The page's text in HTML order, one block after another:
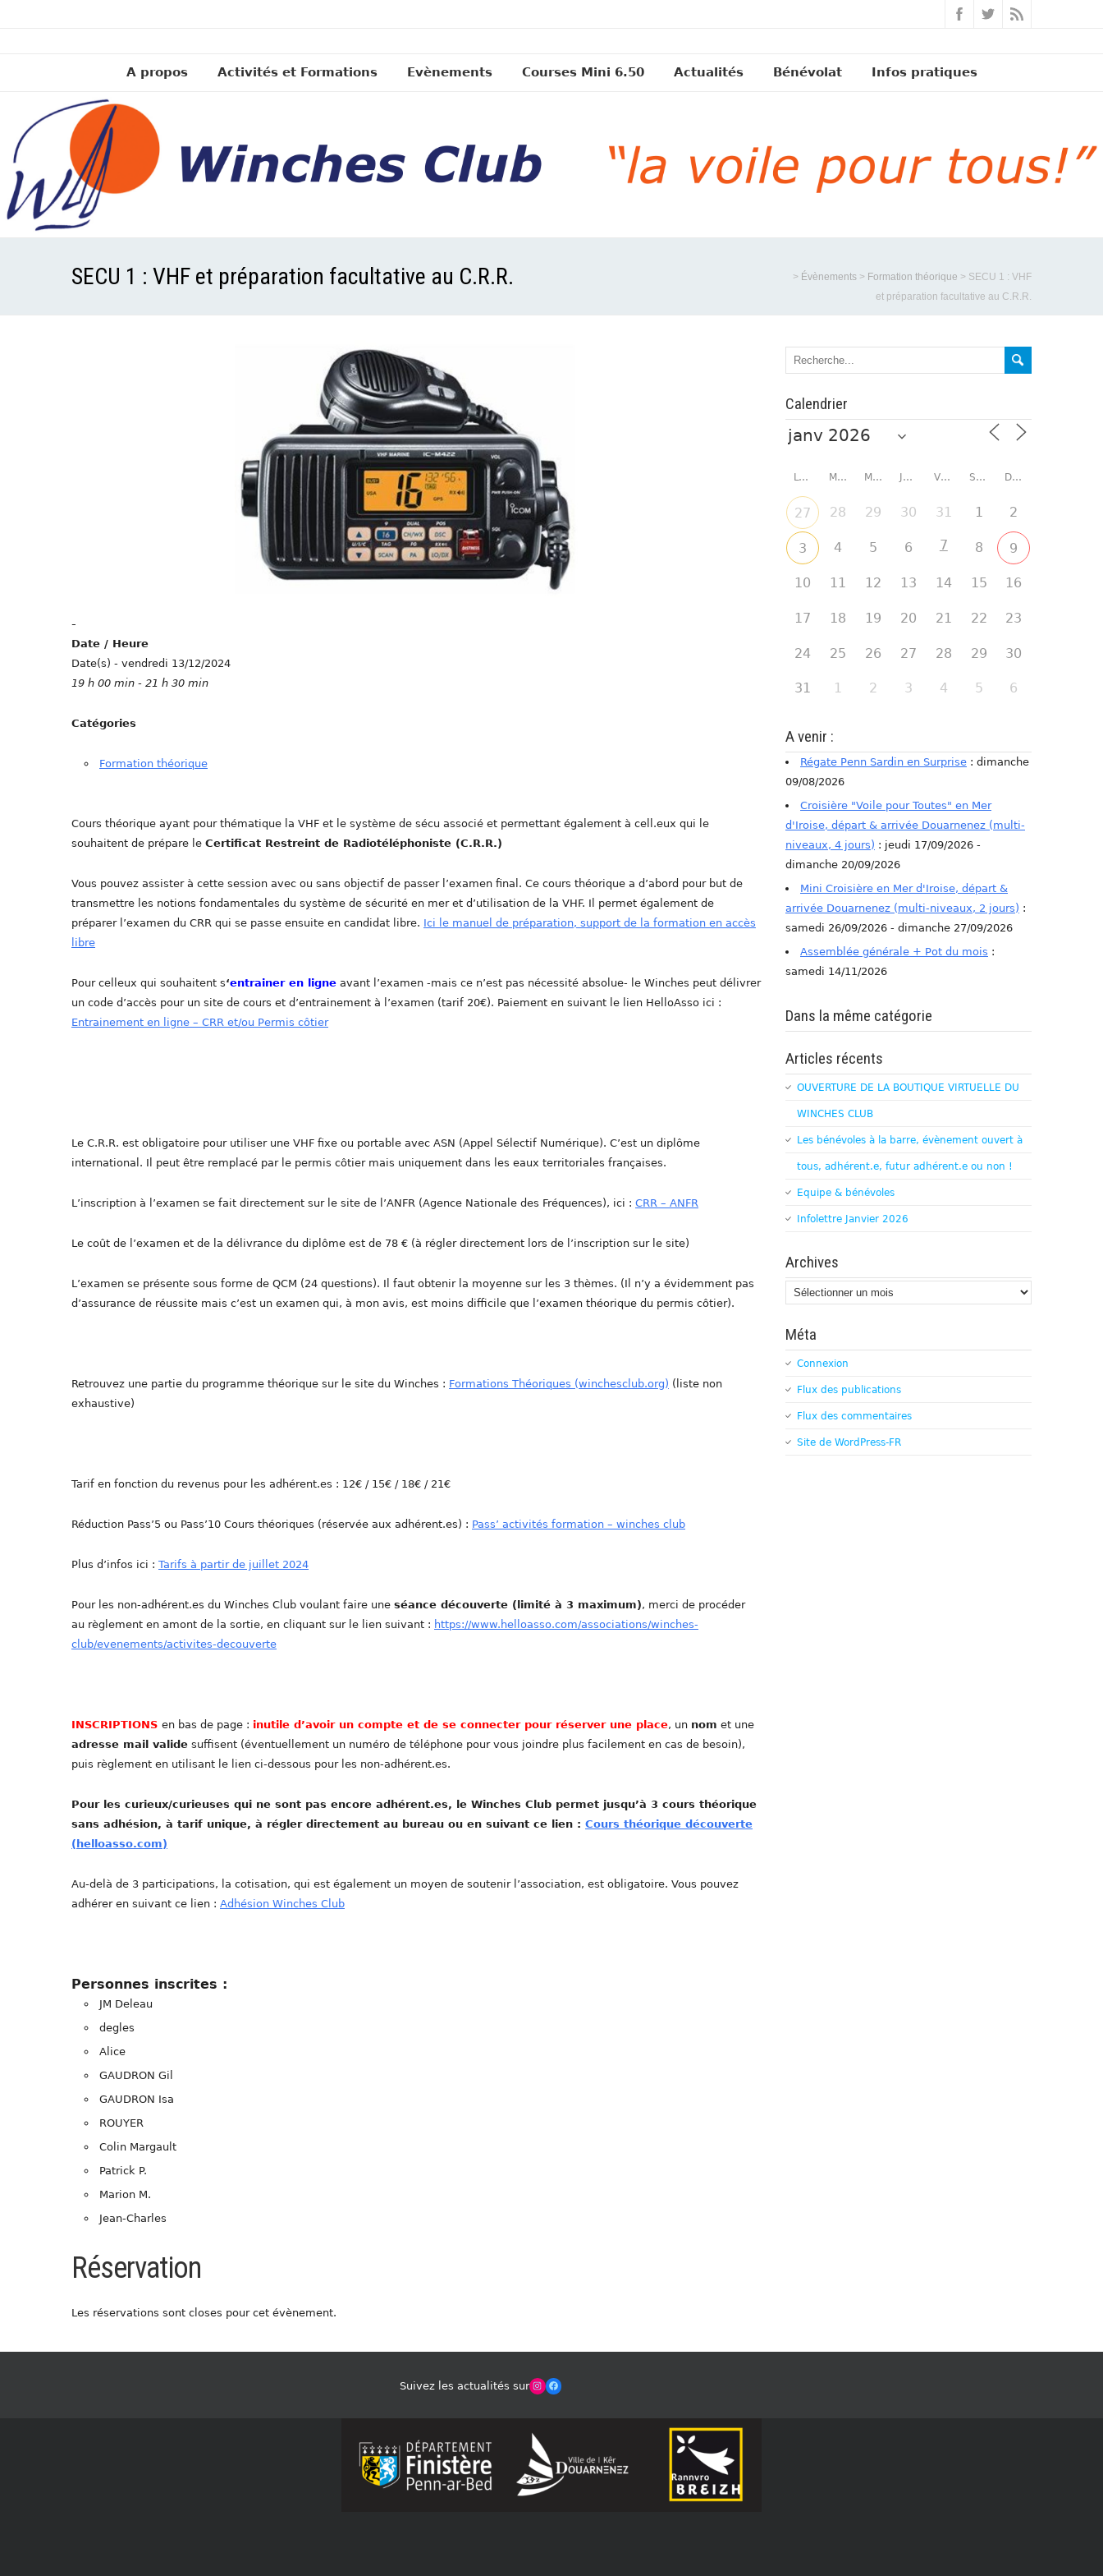
A propos Activités et Formations Evènements Courses Mini 6.50 Actualités Bénévolat Infos pratiques
SECU 1 : VHF et préparation facultative au C.R.R. > Évènements > Formation théorique > SECU 1 : VHF
et préparation facultative au C.R.R.
-
Date / Heure
Date(s) - vendredi 13/12/2024
19 h 00 min - 21 h 30 min
Catégories
Formation théorique
Cours théorique ayant pour thématique la VHF et le système de sécu associé et permettant également à cell.eux qui le
souhaitent de prépare le Certificat Restreint de Radiotéléphoniste (C.R.R.)
Vous pouvez assister à cette session avec ou sans objectif de passer l’examen final. Ce cours théorique a d’abord pour but de
transmettre les notions fondamentales du système de sécurité en mer et d’utilisation de la VHF. Il permet également de
préparer l’examen du CRR qui se passe ensuite en candidat libre. Ici le manuel de préparation, support de la formation en accès
libre
Pour celleux qui souhaitent s‘entrainer en ligne avant l’examen -mais ce n’est pas nécessité absolue- le Winches peut délivrer
un code d’accès pour un site de cours et d’entrainement à l’examen (tarif 20€). Paiement en suivant le lien HelloAsso ici :
Entrainement en ligne – CRR et/ou Permis côtier
Le C.R.R. est obligatoire pour utiliser une VHF fixe ou portable avec ASN (Appel Sélectif Numérique). C’est un diplôme
international. Il peut être remplacé par le permis côtier mais uniquement dans les eaux territoriales françaises.
L’inscription à l’examen se fait directement sur le site de l’ANFR (Agence Nationale des Fréquences), ici : CRR – ANFR
Le coût de l’examen et de la délivrance du diplôme est de 78 € (à régler directement lors de l’inscription sur le site)
L’examen se présente sous forme de QCM (24 questions). Il faut obtenir la moyenne sur les 3 thèmes. (Il n’y a évidemment pas
d’assurance de réussite mais c’est un examen qui, à mon avis, est moins difficile que l’examen théorique du permis côtier).
Retrouvez une partie du programme théorique sur le site du Winches : Formations Théoriques (winchesclub.org) (liste non
exhaustive)
Tarif en fonction du revenus pour les adhérent.es : 12€ / 15€ / 18€ / 21€
Réduction Pass’5 ou Pass’10 Cours théoriques (réservée aux adhérent.es) : Pass’ activités formation – winches club
Plus d’infos ici : Tarifs à partir de juillet 2024
Pour les non-adhérent.es du Winches Club voulant faire une séance découverte (limité à 3 maximum), merci de procéder
au règlement en amont de la sortie, en cliquant sur le lien suivant : https://www.helloasso.com/associations/winches-
club/evenements/activites-decouverte
INSCRIPTIONS en bas de page : inutile d’avoir un compte et de se connecter pour réserver une place, un nom et une
adresse mail valide suffisent (éventuellement un numéro de téléphone pour vous joindre plus facilement en cas de besoin),
puis règlement en utilisant le lien ci-dessous pour les non-adhérent.es.
Pour les curieux/curieuses qui ne sont pas encore adhérent.es, le Winches Club permet jusqu’à 3 cours théorique
sans adhésion, à tarif unique, à régler directement au bureau ou en suivant ce lien : Cours théorique découverte
(helloasso.com)
Au-delà de 3 participations, la cotisation, qui est également un moyen de soutenir l’association, est obligatoire. Vous pouvez
adhérer en suivant ce lien : Adhésion Winches Club
Personnes inscrites :
JM Deleau
degles
Alice
GAUDRON Gil
GAUDRON Isa
ROUYER
Colin Margault
Patrick P.
Marion M.
Jean-Charles
Réservation
Les réservations sont closes pour cet évènement.
Calendrier
LUNDI MARDI MERCREDI JEUDI VENDREDI SAMEDI DIMANCHE
27 28 29 30 31 1 2
3 4 5 6 7 8 9
10 11 12 13 14 15 16
17 18 19 20 21 22 23
24 25 26 27 28 29 30
31 1 2 3 4 5 6
A venir :
Régate Penn Sardin en Surprise : dimanche
09/08/2026
Croisière "Voile pour Toutes" en Mer
d'Iroise, départ & arrivée Douarnenez (multi-
niveaux, 4 jours) : jeudi 17/09/2026 -
dimanche 20/09/2026
Mini Croisière en Mer d'Iroise, départ &
arrivée Douarnenez (multi-niveaux, 2 jours) :
samedi 26/09/2026 - dimanche 27/09/2026
Assemblée générale + Pot du mois :
samedi 14/11/2026
Dans la même catégorie
Articles récents
OUVERTURE DE LA BOUTIQUE VIRTUELLE DU
WINCHES CLUB
Les bénévoles à la barre, évènement ouvert à
tous, adhérent.e, futur adhérent.e ou non !
Equipe & bénévoles
Infolettre Janvier 2026
Archives
Archives
Méta
Connexion
Flux des publications
Flux des commentaires
Site de WordPress-FR
Suivez les actualités surWinches Club OfficielFacebook